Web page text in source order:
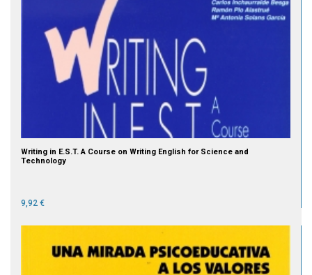
Writing in E.S.T. A Course on Writing English for Science and
Technology
9,92 €